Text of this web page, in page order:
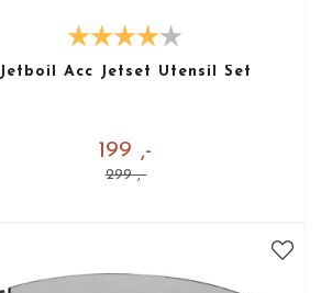
Jetboil Acc Jetset Utensil Set
199 ,-
299 ,-